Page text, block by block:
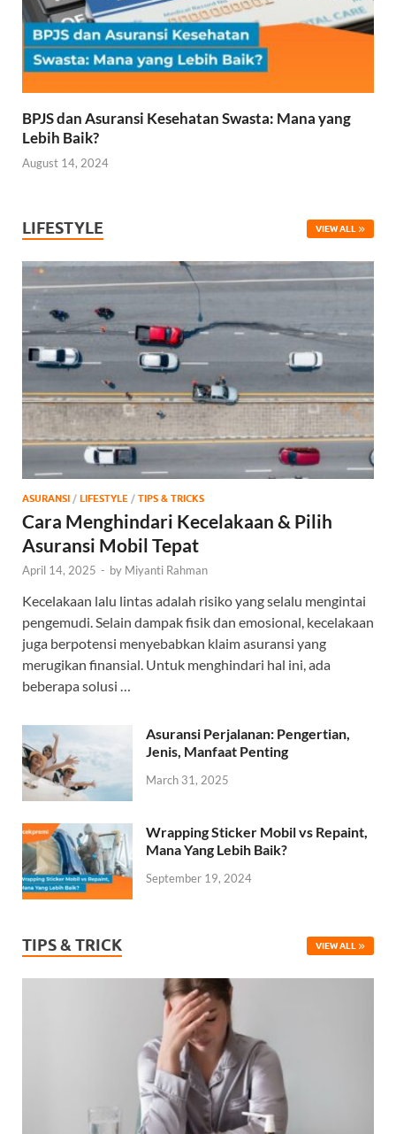
BPJS dan Asuransi Kesehatan Swasta: Mana yang
Lebih Baik?
August 14, 2024
LIFESTYLE VIEW ALL
ASURANSI / LIFESTYLE / TIPS & TRICKS
Cara Menghindari Kecelakaan & Pilih
Asuransi Mobil Tepat
April 14, 2025 - by Miyanti Rahman
Kecelakaan lalu lintas adalah risiko yang selalu mengintai
pengemudi. Selain dampak fisik dan emosional, kecelakaan
juga berpotensi menyebabkan klaim asuransi yang
merugikan finansial. Untuk menghindari hal ini, ada
beberapa solusi …
Asuransi Perjalanan: Pengertian,
Jenis, Manfaat Penting
March 31, 2025
Wrapping Sticker Mobil vs Repaint,
Mana Yang Lebih Baik?
September 19, 2024
TIPS & TRICK VIEW ALL